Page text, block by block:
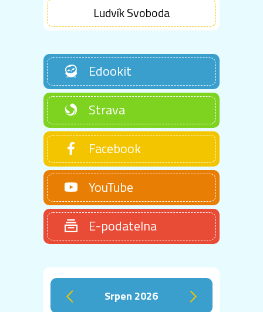
Ludvík Svoboda
Edookit
Strava
Facebook
YouTube
E-podatelna
‹ srpen 2026 ›